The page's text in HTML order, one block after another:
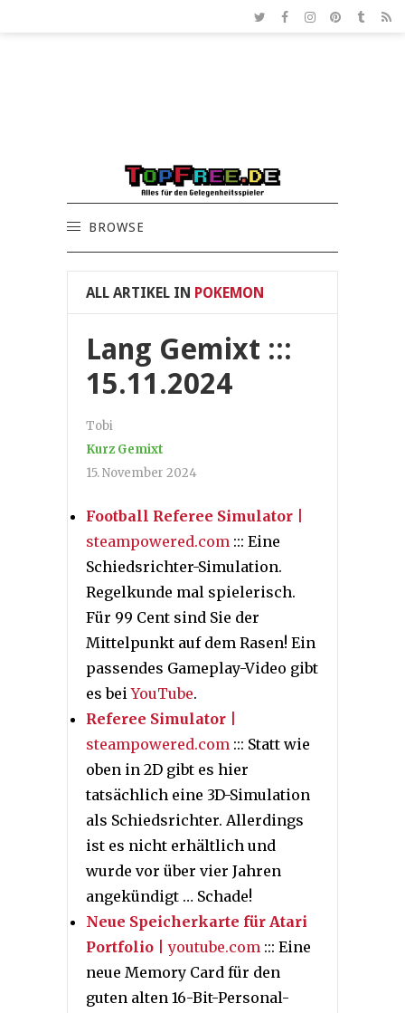
BROWSE
ALL ARTIKEL IN POKEMON
Lang Gemixt :::
15.11.2024
Tobi
Kurz Gemixt
15. November 2024
Football Referee Simulator
steampowered.com ::: Eine
Schiedsrichter-Simulation.
Regelkunde mal spielerisch.
Für 99 Cent sind Sie der
Mittelpunkt auf dem Rasen! Ein
passendes Gameplay-Video gibt
es beiYouTube.
Referee Simulator
steampowered.com ::: Statt wie
oben in 2D gibt es hier
tatsächlich eine 3D-Simulation
als Schiedsrichter. Allerdings
ist es nicht erhältlich und
wurde vor über vier Jahren
angekündigt … Schade!
Neue Speicherkarte für Atari
Portfolio | youtube.com ::: Eine
neue Memory Card für den
guten alten 16-Bit-Personal-